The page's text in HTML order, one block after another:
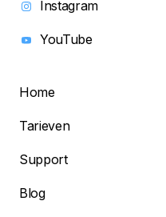
Instagram
YouTube
Home
Tarieven
Support
Blog